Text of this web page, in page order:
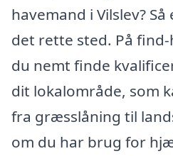
havemand i Vilslev?
det rette sted. På
du nemt finde
dit lokalområde, som
fra græsslåning til
om du har brug for